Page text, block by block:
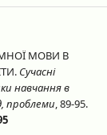
МОВИ В
Сучасні
навчання в
проблеми, 89-95.